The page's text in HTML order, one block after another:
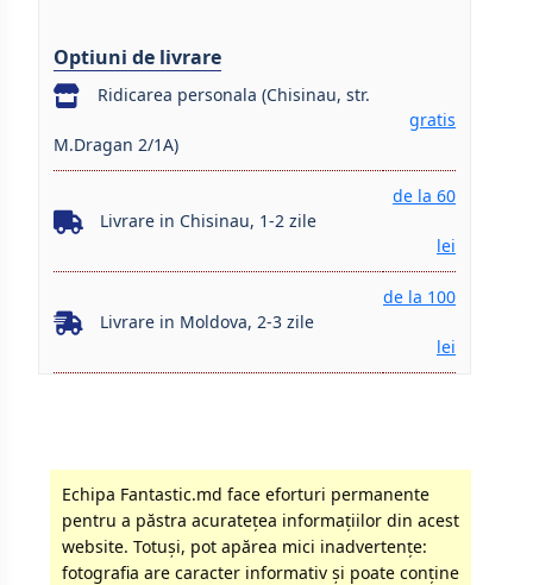
Optiuni de livrare
Ridicarea personala (Chisinau, str.
M.Dragan 2/1A)
gratis
Livrare in Chisinau, 1-2 zile
de la 60
lei
Livrare in Moldova, 2-3 zile
de la 100
lei
Echipa Fantastic.md face eforturi permanente
pentru a păstra acurateţea informaţiilor din acest
website. Totuși, pot apărea mici inadvertenţe:
fotografia are caracter informativ şi poate conţine